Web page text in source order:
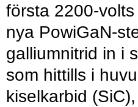
första 2200-
nya PowiGaN-
galliumnitrid in i
som hittills i
kiselkarbid